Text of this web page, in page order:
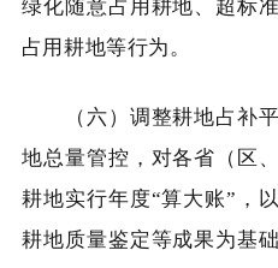
绿化随意占用耕地、超标
占用耕地等行为。
（六）调整耕地占补平
地总量管控，对各省（区
耕地实行年度“算大账”，
耕地质量鉴定等成果为基